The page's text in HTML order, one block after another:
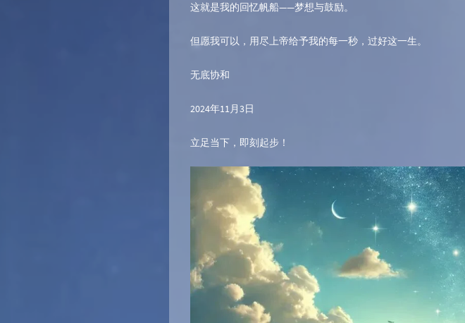
这就是我的回忆帆船——梦想与鼓励。
但愿我可以，用尽上帝给予我的每一秒，过好这一生。
无底协和
2024年11月3日
立足当下，即刻起步！